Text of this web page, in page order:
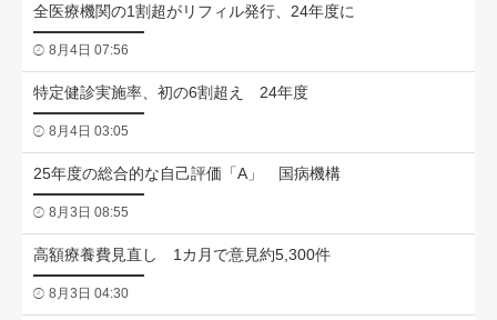
全医療機関の1割超がリフィル発行、24年度に
8月4日 07:56
特定健診実施率、初の6割超え 24年度
8月4日 03:05
25年度の総合的な自己評価「A」 国病機構
8月3日 08:55
高額療養費見直し 1カ月で意見約5,300件
8月3日 04:30